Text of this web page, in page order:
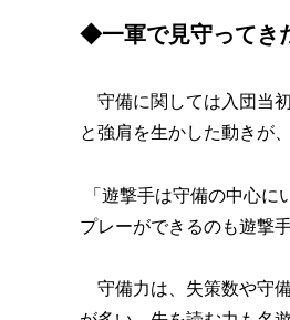
◆一軍で見守ってき
守備に関しては入団当
と強肩を生かした動きが
「遊撃手は守備の中心に
プレーができるのも遊撃
守備力は、失策数や守